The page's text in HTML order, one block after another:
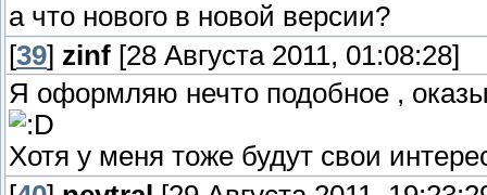
а что нового в новой версии?
[39] zinf [28 Августа 2011, 01:08:28]
Я оформляю нечто подобное ,
Хотя у меня тоже будут свои